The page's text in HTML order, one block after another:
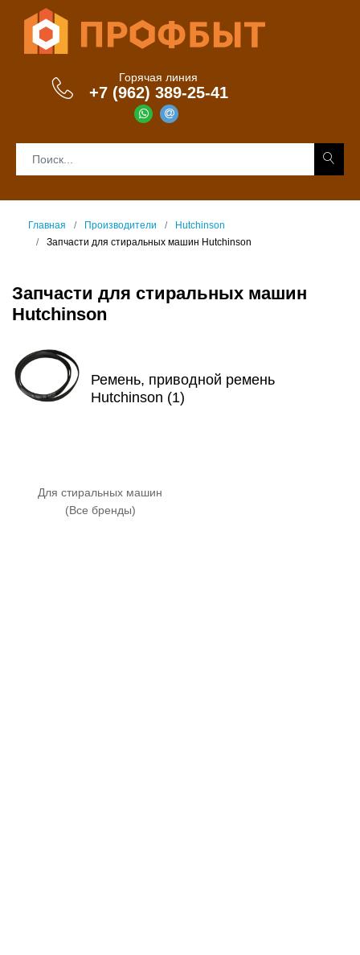
Горячая линия
+7 (962) 389-25-41
Главная Производители
Hutchinson
Запчасти для стиральных машин Hutchinson
Запчасти для стиральных машин
Hutchinson
Ремень, приводной ремень
Hutchinson (1)
Для стиральных машин
(Все бренды)